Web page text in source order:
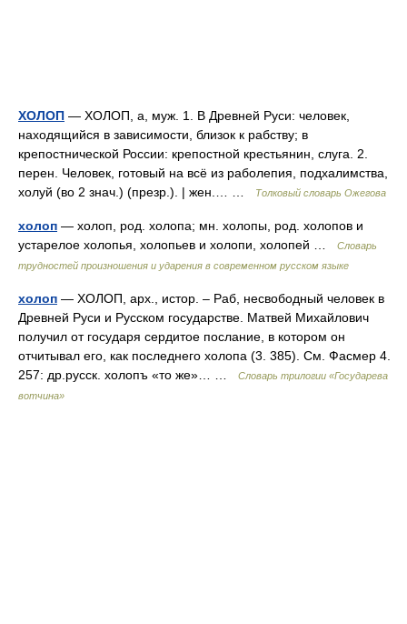
ХОЛОП — ХОЛОП, а, муж. 1. В Древней Руси: человек,
находящийся в зависимости, близок к рабству; в
крепостнической России: крепостной крестьянин, слуга. 2.
перен. Человек, готовый на всё из раболепия, подхалимства,
холуй (во 2 знач.) (презр.). | жен.… …
Толковый словарь Ожегова
холоп — холоп, род. холопа; мн. холопы, род. холопов и
устарелое холопья, холопьев и холопи, холопей …
Словарь
трудностей произношения и ударения в современном русском языке
холоп — ХОЛОП, арх., истор. – Раб, несвободный человек в
Древней Руси и Русском государстве. Матвей Михайлович
получил от государя сердитое послание, в котором он
отчитывал его, как последнего холопа (3. 385). См. Фасмер 4.
257: др.русск. холопъ «то же»… …
Словарь трилогии «Государева
вотчина»